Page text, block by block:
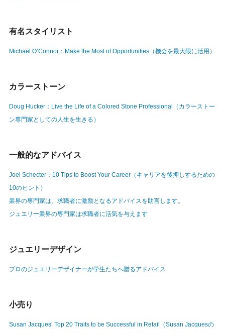
有名スタイリスト
Michael O’Connor：Make the Most of Opportunities（機会を最大限に活用）
カラーストーン
Doug Hucker：Live the Life of a Colored Stone Professional（カラーストー
ン専門家としての人生を生きる）
一般的なアドバイス
Joel Schecter：10 Tips to Boost Your Career（キャリアを後押しするための
10のヒント）
業界の専門家は、求職者に激励となるアドバイスを助言します。
ジュエリー業界の専門家は求職者に活気を与えます
ジュエリーデザイン
プロのジュエリーデザイナーが学生たちへ贈るアドバイス
小売り
Susan Jacques’ Top 20 Traits to be Successful in Retail（Susan Jacquesの